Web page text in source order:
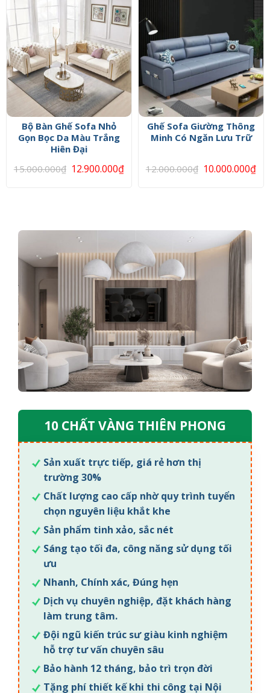
Bộ Bàn Ghế Sofa Nhỏ
Gọn Bọc Da Màu Trắng
Hiên Đại
15.000.000₫ 12.900.000₫
Ghế Sofa Giường Thông
Minh Có Ngăn Lưu Trữ
12.000.000₫ 10.000.000₫
10 CHẤT VÀNG THIÊN PHONG
Sản xuất trực tiếp, giá rẻ hơn thị
trường 30%
Chất lượng cao cấp nhờ quy trình tuyển
chọn nguyên liệu khắt khe
Sản phẩm tinh xảo, sắc nét
Sáng tạo tối đa, công năng sử dụng tối
ưu
Nhanh, Chính xác, Đúng hẹn
Dịch vụ chuyên nghiệp, đặt khách hàng
làm trung tâm.
Đội ngũ kiến trúc sư giàu kinh nghiệm
hỗ trợ tư vấn chuyên sâu
Bảo hành 12 tháng, bảo trì trọn đời
Tặng phí thiết kế khi thi công tại Nội